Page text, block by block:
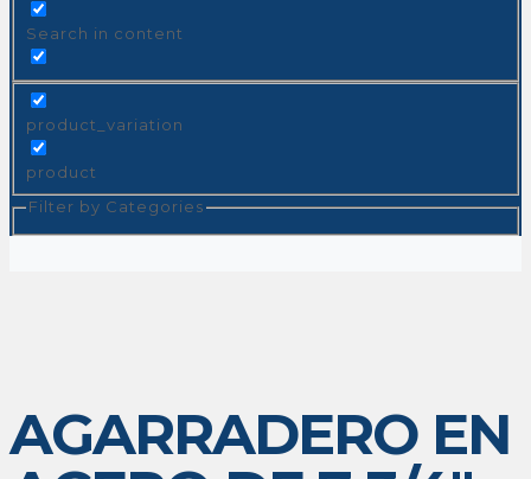
Search in content
product_variation
product
Filter by Categories
AGARRADERO EN